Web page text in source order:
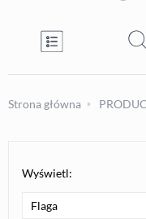
Strona główna
Wyświetl:
Flaga